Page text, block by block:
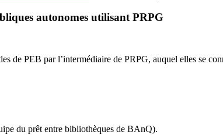
autonomes utilisant PRPG
de PEB par l’intermédiaire de PRPG, auquel elles se
du prêt entre bibliothèques de BAnQ).